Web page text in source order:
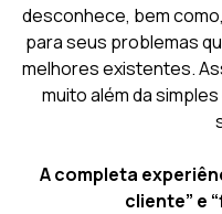
desconhece, bem
para seus problemas
melhores existentes.
muito além da
A completa
cliente” e